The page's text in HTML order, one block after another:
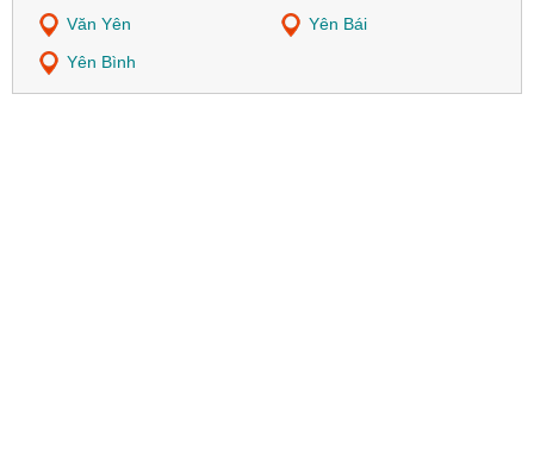
Văn Yên
Yên Bái
Yên Bình